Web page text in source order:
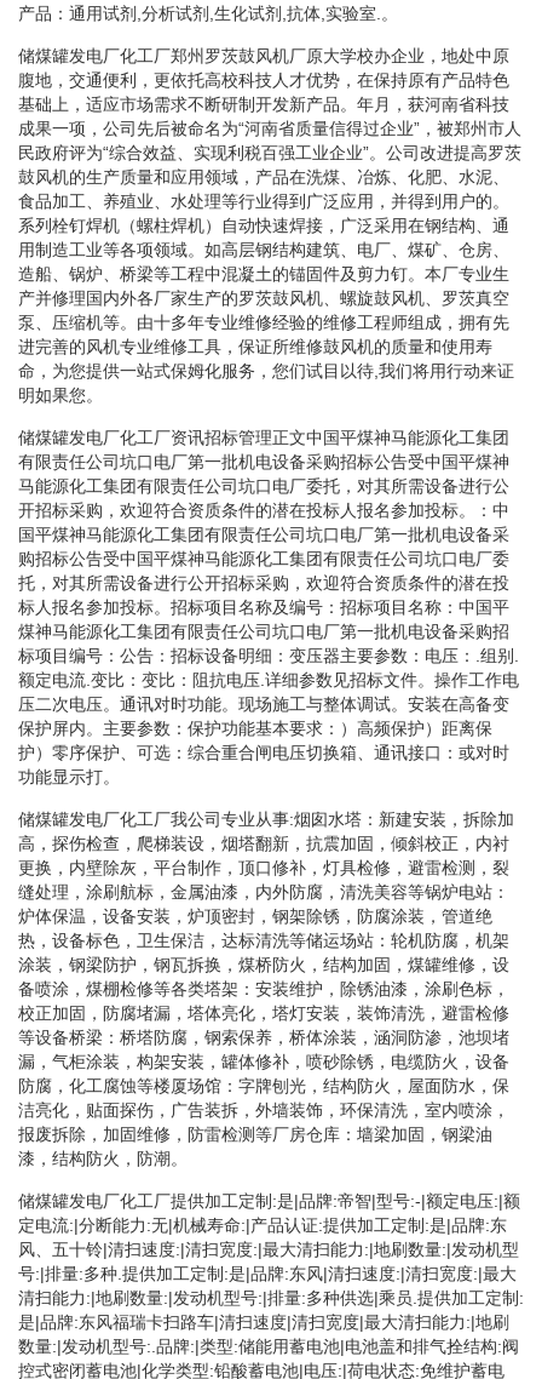
产品：通用试剂,分析试剂,生化试剂,抗体,实验室.。
储煤罐发电厂化工厂郑州罗茨鼓风机厂原大学校办企业，地处中原
腹地，交通便利，更依托高校科技人才优势，在保持原有产品特色
基础上，适应市场需求不断研制开发新产品。年月，获河南省科技
成果一项，公司先后被命名为“河南省质量信得过企业”，被郑州市人
民政府评为“综合效益、实现利税百强工业企业”。公司改进提高罗茨
鼓风机的生产质量和应用领域，产品在洗煤、冶炼、化肥、水泥、
食品加工、养殖业、水处理等行业得到广泛应用，并得到用户的。
系列栓钉焊机（螺柱焊机）自动快速焊接，广泛采用在钢结构、通
用制造工业等各项领域。如高层钢结构建筑、电厂、煤矿、仓房、
造船、锅炉、桥梁等工程中混凝土的锚固件及剪力钉。本厂专业生
产并修理国内外各厂家生产的罗茨鼓风机、螺旋鼓风机、罗茨真空
泵、压缩机等。由十多年专业维修经验的维修工程师组成，拥有先
进完善的风机专业维修工具，保证所维修鼓风机的质量和使用寿
命，为您提供一站式保姆化服务，您们试目以待,我们将用行动来证
明如果您。
储煤罐发电厂化工厂资讯招标管理正文中国平煤神马能源化工集团
有限责任公司坑口电厂第一批机电设备采购招标公告受中国平煤神
马能源化工集团有限责任公司坑口电厂委托，对其所需设备进行公
开招标采购，欢迎符合资质条件的潜在投标人报名参加投标。：中
国平煤神马能源化工集团有限责任公司坑口电厂第一批机电设备采
购招标公告受中国平煤神马能源化工集团有限责任公司坑口电厂委
托，对其所需设备进行公开招标采购，欢迎符合资质条件的潜在投
标人报名参加投标。招标项目名称及编号：招标项目名称：中国平
煤神马能源化工集团有限责任公司坑口电厂第一批机电设备采购招
标项目编号：公告：招标设备明细：变压器主要参数：电压：.组别.
额定电流.变比：变比：阻抗电压.详细参数见招标文件。操作工作电
压二次电压。通讯对时功能。现场施工与整体调试。安装在高备变
保护屏内。主要参数：保护功能基本要求：）高频保护）距离保
护）零序保护、可选：综合重合闸电压切换箱、通讯接口：或对时
功能显示打。
储煤罐发电厂化工厂我公司专业从事:烟囱水塔：新建安装，拆除加
高，探伤检查，爬梯装设，烟塔翻新，抗震加固，倾斜校正，内衬
更换，内壁除灰，平台制作，顶口修补，灯具检修，避雷检测，裂
缝处理，涂刷航标，金属油漆，内外防腐，清洗美容等锅炉电站：
炉体保温，设备安装，炉顶密封，钢架除锈，防腐涂装，管道绝
热，设备标色，卫生保洁，达标清洗等储运场站：轮机防腐，机架
涂装，钢梁防护，钢瓦拆换，煤桥防火，结构加固，煤罐维修，设
备喷涂，煤棚检修等各类塔架：安装维护，除锈油漆，涂刷色标，
校正加固，防腐堵漏，塔体亮化，塔灯安装，装饰清洗，避雷检修
等设备桥梁：桥塔防腐，钢索保养，桥体涂装，涵洞防渗，池坝堵
漏，气柜涂装，构架安装，罐体修补，喷砂除锈，电缆防火，设备
防腐，化工腐蚀等楼厦场馆：字牌刨光，结构防火，屋面防水，保
洁亮化，贴面探伤，广告装拆，外墙装饰，环保清洗，室内喷涂，
报废拆除，加固维修，防雷检测等厂房仓库：墙梁加固，钢梁油
漆，结构防火，防潮。
储煤罐发电厂化工厂提供加工定制:是|品牌:帝智|型号:-|额定电压:|额
定电流:|分断能力:无|机械寿命:|产品认证:提供加工定制:是|品牌:东
风、五十铃|清扫速度:|清扫宽度:|最大清扫能力:|地刷数量:|发动机型
号:|排量:多种.提供加工定制:是|品牌:东风|清扫速度:|清扫宽度:|最大
清扫能力:|地刷数量:|发动机型号:|排量:多种供选|乘员.提供加工定制:
是|品牌:东风福瑞卡扫路车|清扫速度|清扫宽度|最大清扫能力:|地刷
数量:|发动机型号:.品牌:|类型:储能用蓄电池|电池盖和排气拴结构:阀
控式密闭蓄电池|化学类型:铅酸蓄电池|电压:|荷电状态:免维护蓄电